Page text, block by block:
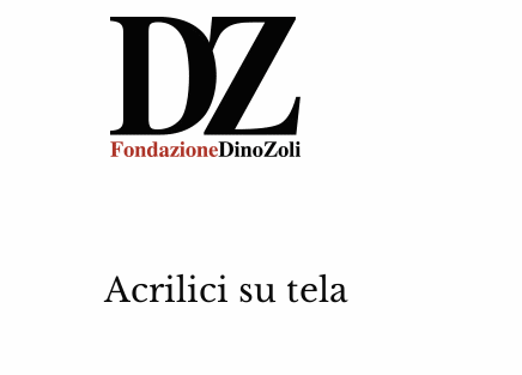
Acrilici su tela